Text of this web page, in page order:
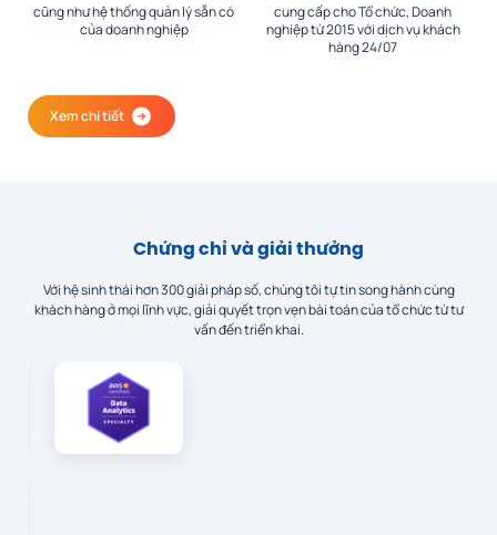
cũng như hệ thống quản lý sẵn có
của doanh nghiệp
cung cấp cho Tổ chức, Doanh
nghiệp từ 2015 với dịch vụ khách
hàng 24/07
Xem chi tiết
Chứng chỉ và giải thưởng
Với hệ sinh thái hơn 300 giải pháp số, chúng tôi tự tin song hành cùng
khách hàng ở mọi lĩnh vực, giải quyết trọn vẹn bài toán của tổ chức từ tư
vấn đến triển khai.